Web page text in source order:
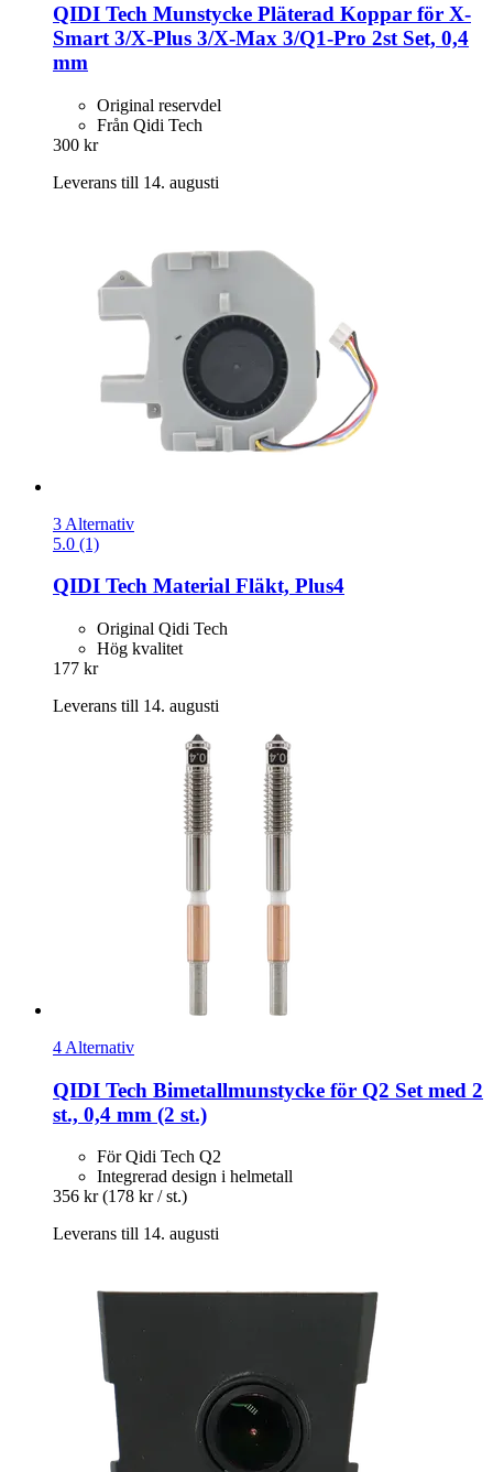
QIDI Tech Munstycke Pläterad Koppar för X-​
Smart 3/X-​Plus 3/X-​Max 3/Q1-​Pro 2st Set, 0,4
mm
Original reservdel
Från Qidi Tech
300 kr
Leverans till 14. augusti
3 Alternativ
5.0 (1)
QIDI Tech Material Fläkt, Plus4
Original Qidi Tech
Hög kvalitet
177 kr
Leverans till 14. augusti
4 Alternativ
QIDI Tech Bimetallmunstycke för Q2 Set med 2
st., 0,4 mm (2 st.)
För Qidi Tech Q2
Integrerad design i helmetall
356 kr (178 kr / st.)
Leverans till 14. augusti